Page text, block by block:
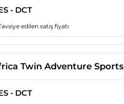
- DCT
edilen satış fiyatı
Twin Adventure Sports
- DCT